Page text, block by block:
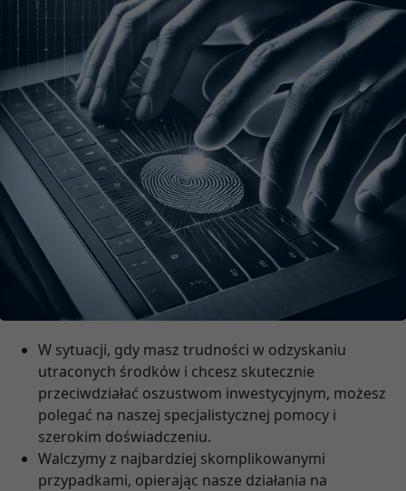
W sytuacji, gdy masz trudności w odzyskaniu
utraconych środków i chcesz skutecznie
przeciwdziałać oszustwom inwestycyjnym, możesz
polegać na naszej specjalistycznej pomocy i
szerokim doświadczeniu.
Walczymy z najbardziej skomplikowanymi
przypadkami, opierając nasze działania na